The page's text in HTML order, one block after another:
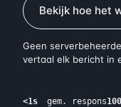
Bekijk hoe het
Geen
vertaal elk bericht in
<1s gem. respons